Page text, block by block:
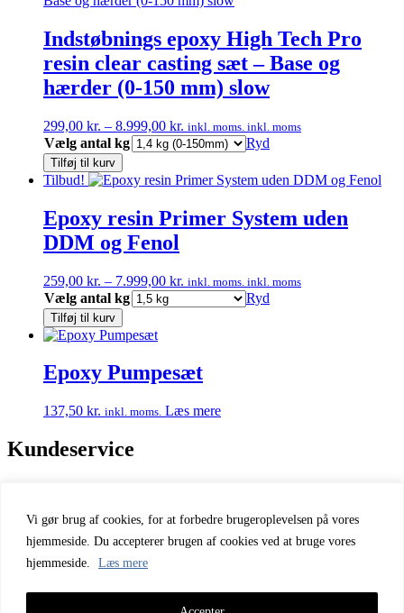
Vi gør brug af cookies, for at forbedre brugeroplevelsen på vores
hjemmeside. Du accepterer brugen af cookies ved at bruge vores
hjemmeside.
Læs mere
Indstøbnings epoxy High Tech Pro
resin clear casting sæt – Base og
hærder (0-150 mm) slow
299,00 kr. – 8.999,00 kr. Prisinterval:
299,00 kr.
til
8.999,00 kr.
inkl. moms. inkl. moms
Vælg antal kg Ryd
Tilføj til kurv
Tilbud!
Epoxy resin Primer System uden
DDM og Fenol
259,00 kr. – 7.999,00 kr. Prisinterval:
259,00 kr.
til
inkl. moms. inkl. moms
Vælg antal kg Ryd
Tilføj til kurv
Epoxy Pumpesæt
137,50 kr. inkl. moms. Læs mere
Kundeservice
Fortrolighed
Betingelser for brug
Oplysning om klagemuligheder
Blog & vejledninger